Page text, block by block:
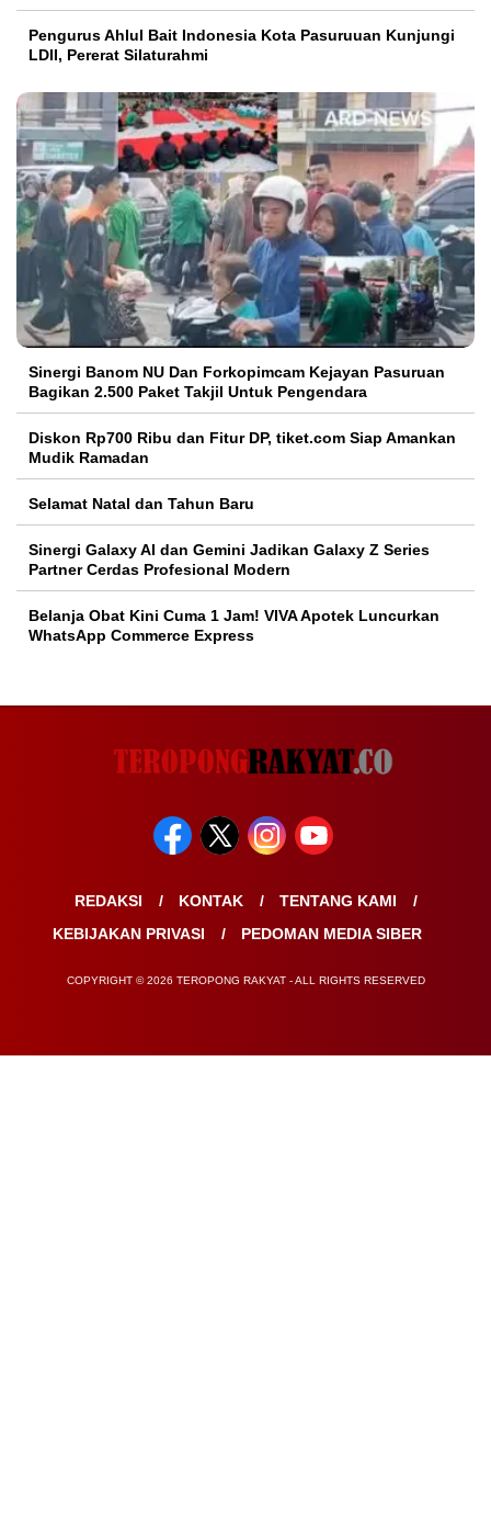
Pengurus Ahlul Bait Indonesia Kota Pasuruuan Kunjungi
LDII, Pererat Silaturahmi
Sinergi Banom NU Dan Forkopimcam Kejayan Pasuruan
Bagikan 2.500 Paket Takjil Untuk Pengendara
Diskon Rp700 Ribu dan Fitur DP, tiket.com Siap Amankan
Mudik Ramadan
Selamat Natal dan Tahun Baru
Sinergi Galaxy AI dan Gemini Jadikan Galaxy Z Series
Partner Cerdas Profesional Modern
Belanja Obat Kini Cuma 1 Jam! VIVA Apotek Luncurkan
WhatsApp Commerce Express
REDAKSI KONTAK
TENTANG KAMI
KEBIJAKAN PRIVASI
PEDOMAN MEDIA SIBER
COPYRIGHT © 2026 TEROPONG RAKYAT - ALL RIGHTS RESERVED